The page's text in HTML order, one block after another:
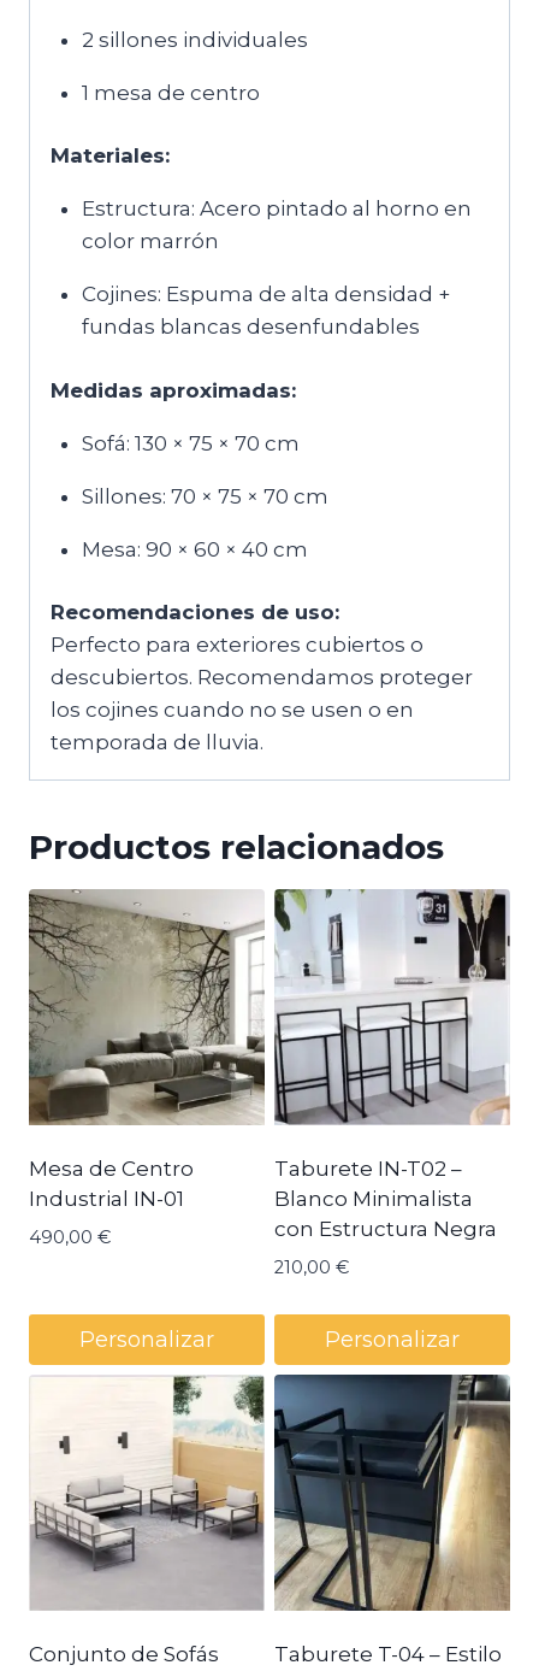
2 sillones individuales
1 mesa de centro
Materiales:
Estructura: Acero pintado al horno en
color marrón
Cojines: Espuma de alta densidad +
fundas blancas desenfundables
Medidas aproximadas:
Sofá: 130 × 75 × 70 cm
Sillones: 70 × 75 × 70 cm
Mesa: 90 × 60 × 40 cm
Recomendaciones de uso:
Perfecto para exteriores cubiertos o
descubiertos. Recomendamos proteger
los cojines cuando no se usen o en
temporada de lluvia.
Productos relacionados
Mesa de Centro
Industrial IN-01
490,00 €
Personalizar
Taburete IN-T02 –
Blanco Minimalista
con Estructura Negra
210,00 €
Personalizar
Conjunto de Sofás
Taburete T-04 – Estilo